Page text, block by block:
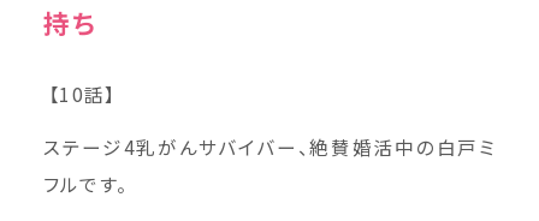
持ち
【10話】
ステージ4乳がんサバイバー、絶賛婚活中の白戸ミ
フルです。